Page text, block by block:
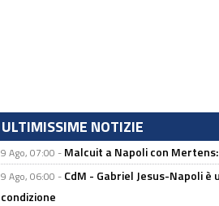
ULTIMISSIME NOTIZIE
9 Ago, 07:00 - Malcuit a Napoli con
9 Ago, 06:00 - CdM - Gabriel Jesus-Napoli
condizione